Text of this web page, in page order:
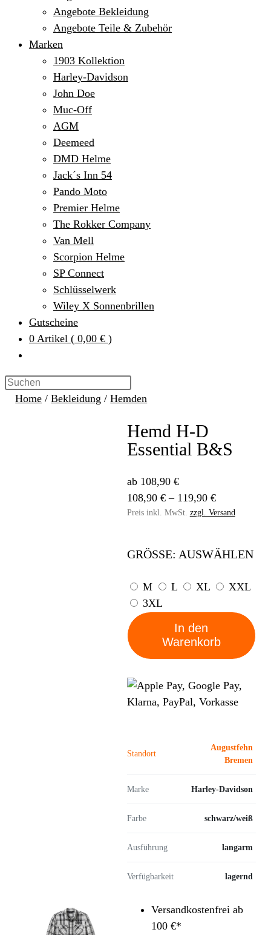
Angebote Bekleidung
Angebote Teile & Zubehör
Marken
1903 Kollektion
Harley-Davidson
John Doe
Muc-Off
AGM
Deemeed
DMD Helme
Jack´s Inn 54
Pando Moto
Premier Helme
The Rokker Company
Van Mell
Scorpion Helme
SP Connect
Schlüsselwerk
Wiley X Sonnenbrillen
Gutscheine
0 Artikel ( 0,00 € )
Home / Bekleidung / Hemden
Hemd H-D
Essential B&S
ab 108,90 €
108,90 € – 119,90 €
Preis inkl. MwSt. zzgl. Versand
GRÖSSE: AUSWÄHLEN
M L XL
XXL
3XL
In den
Warenkorb
Standort
Augustfehn
Bremen
Marke Harley-Davidson
Farbe schwarz/weiß
Ausführung langarm
Verfügbarkeit lagernd
Versandkostenfrei ab
100 €*